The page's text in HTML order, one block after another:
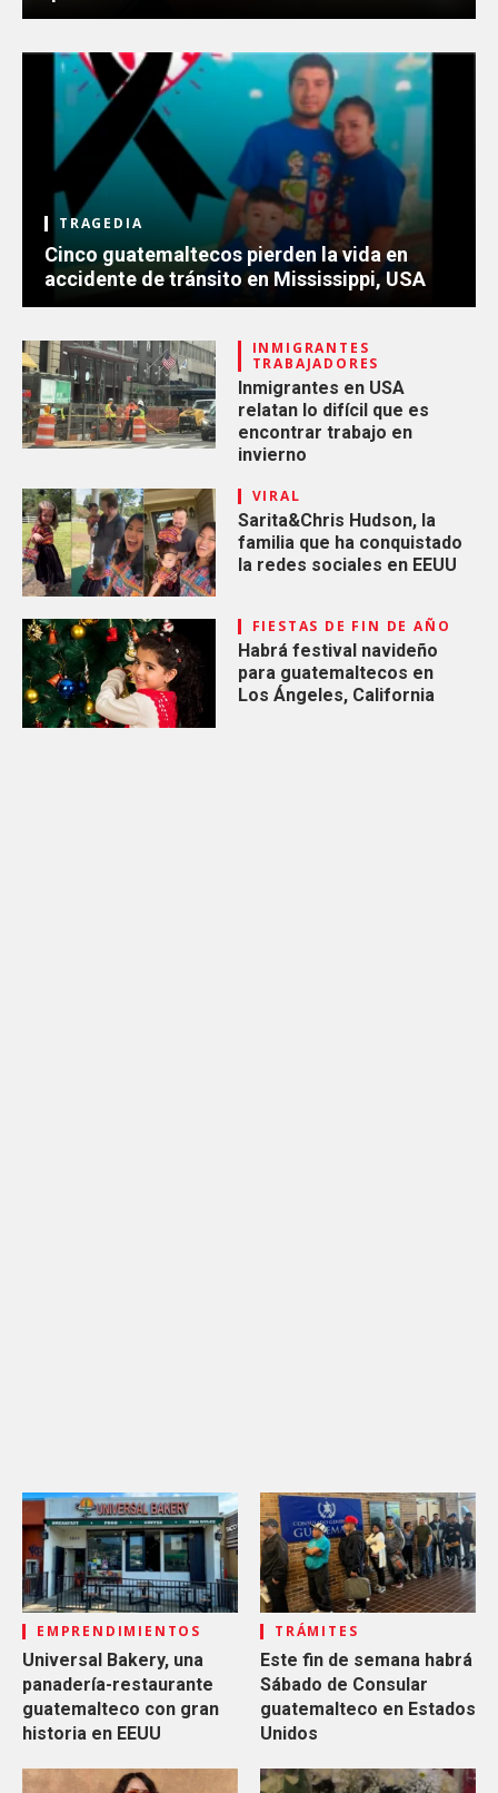
TRAGEDIA
Cinco guatemaltecos pierden la vida en
accidente de tránsito en Mississippi, USA
INMIGRANTES
TRABAJADORES
Inmigrantes en USA
relatan lo difícil que es
encontrar trabajo en
invierno
VIRAL
Sarita&Chris Hudson, la
familia que ha conquistado
la redes sociales en EEUU
FIESTAS DE FIN DE AÑO
Habrá festival navideño
para guatemaltecos en
Los Ángeles, California
EMPRENDIMIENTOS
Universal Bakery, una
panadería-restaurante
guatemalteco con gran
historia en EEUU
TRÁMITES
Este fin de semana habrá
Sábado de Consular
guatemalteco en Estados
Unidos